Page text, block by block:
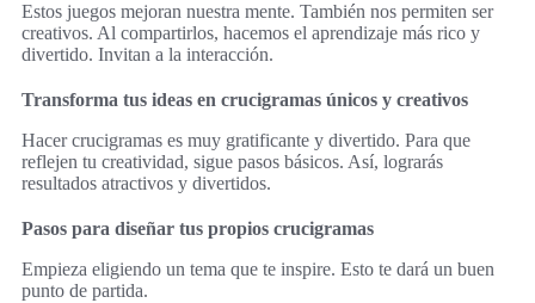
Estos juegos mejoran nuestra mente. También nos permiten ser
creativos. Al compartirlos, hacemos el aprendizaje más rico y
divertido. Invitan a la interacción.
Transforma tus ideas en crucigramas únicos y creativos
Hacer crucigramas es muy gratificante y divertido. Para que
reflejen tu creatividad, sigue pasos básicos. Así, lograrás
resultados atractivos y divertidos.
Pasos para diseñar tus propios crucigramas
Empieza eligiendo un tema que te inspire. Esto te dará un buen
punto de partida.